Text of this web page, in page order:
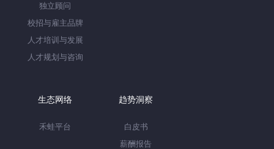
独立顾问
校招与雇主品牌
人才培训与发展
人才规划与咨询
生态网络
禾蛙平台
趋势洞察
白皮书
薪酬报告